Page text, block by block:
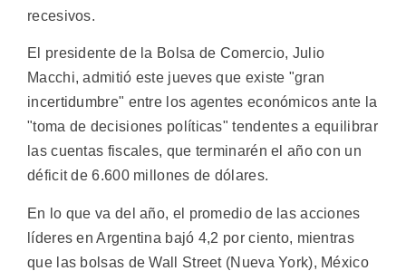
recesivos.
El presidente de la Bolsa de Comercio, Julio
Macchi, admitió este jueves que existe "gran
incertidumbre" entre los agentes económicos ante la
"toma de decisiones políticas" tendentes a equilibrar
las cuentas fiscales, que terminarén el año con un
déficit de 6.600 millones de dólares.
En lo que va del año, el promedio de las acciones
líderes en Argentina bajó 4,2 por ciento, mientras
que las bolsas de Wall Street (Nueva York), México